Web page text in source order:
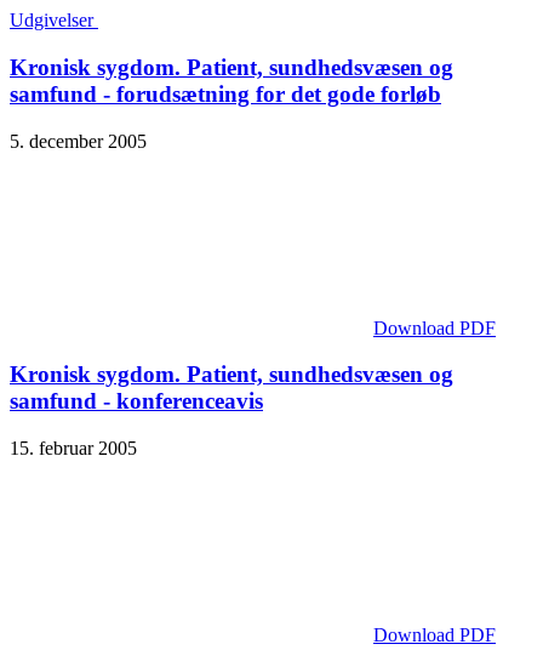
Udgivelser
Kronisk sygdom. Patient, sundhedsvæsen og
samfund - forudsætning for det gode forløb
5. december 2005
Download PDF
Kronisk sygdom. Patient, sundhedsvæsen og
samfund - konferenceavis
15. februar 2005
Download PDF